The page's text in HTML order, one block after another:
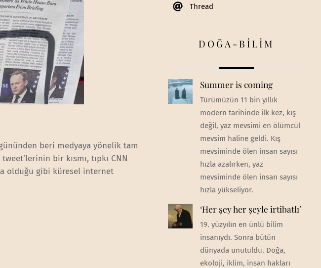
gününden beri medyaya yönelik tam
bir kısmı, tıpkı CNN
olduğu gibi küresel internet
Thread
DOĞA-BİLİM
Summer is coming
Türümüzün 11 bin yıllık
modern tarihinde ilk kez, kış
değil, yaz mevsimi en ölümcül
mevsim haline geldi. Kış
mevsiminde ölen insan sayısı
hızla azalırken, yaz
mevsiminde ölen insan sayısı
hızla yükseliyor.
‘Her şey her şeyle irtibatlı’
19. yüzyılın en ünlü bilim
insanıydı. Sonra bütün
dünyada unutuldu. Doğa,
ekoloji, iklim, insan hakları